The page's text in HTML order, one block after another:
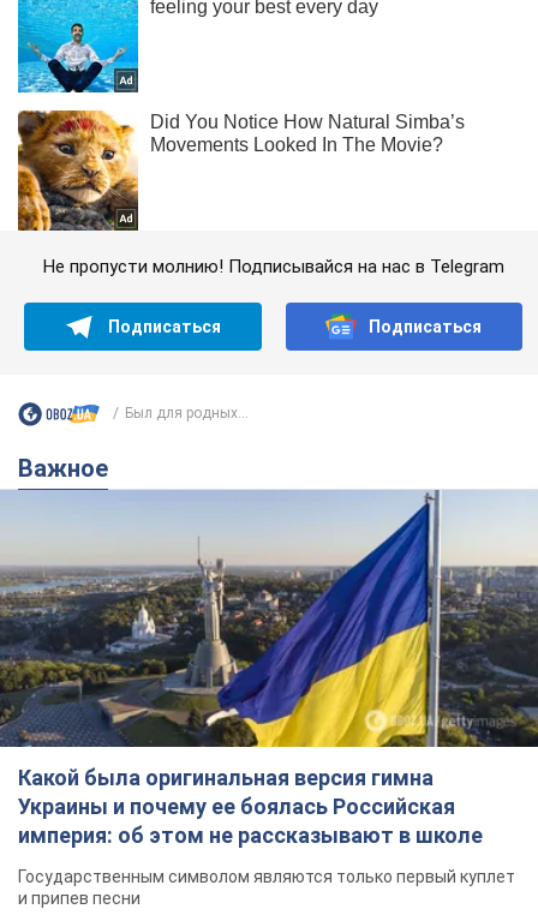
Не пропусти молнию! Подписывайся на нас в Telegram
Подписаться Подписаться
Был для родных...
Важное
Какой была оригинальная версия гимна
Украины и почему ее боялась Российская
империя: об этом не рассказывают в школе
Государственным символом являются только первый куплет
и припев песни